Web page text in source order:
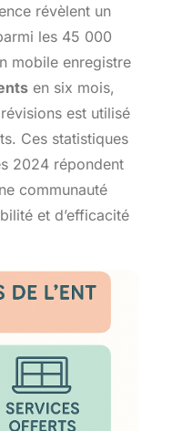
révèlent un
les 45 000
mobile enregistre
en six mois,
est utilisé
Ces statistiques
2024 répondent
communauté
et d’efficacité